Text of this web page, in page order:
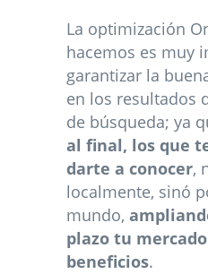
La optimización
hacemos es muy
garantizar la
en los resultados
de búsqueda; ya
al final, los que
darte a conocer,
localmente, sinó
mundo,
plazo tu
beneficios.